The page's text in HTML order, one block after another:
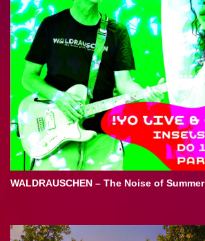
WALDRAUSCHEN – The Noise of Summer